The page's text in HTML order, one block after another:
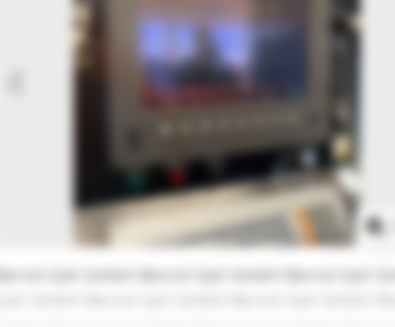
Bernd Gail GmbH Bernd Gail GmbH Bernd Gail